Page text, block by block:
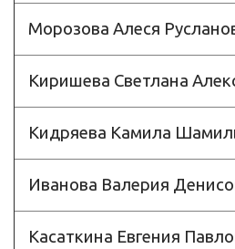
Морозова Алеся
Киришева Светлана
Кидряева Камила
Иванова Валерия
Касаткина Евгения